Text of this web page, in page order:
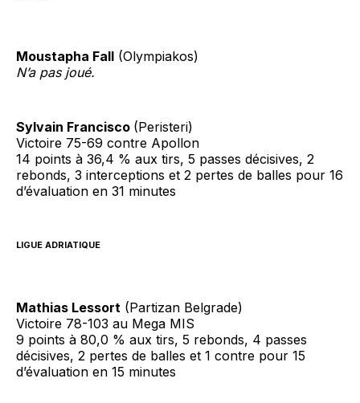
Moustapha Fall (Olympiakos)
N’a pas joué.
Sylvain Francisco (Peristeri)
Victoire 75-69 contre Apollon
14 points à 36,4 % aux tirs, 5 passes décisives, 2
rebonds, 3 interceptions et 2 pertes de balles pour 16
d’évaluation en 31 minutes
LIGUE ADRIATIQUE
Mathias Lessort (Partizan Belgrade)
Victoire 78-103 au Mega MIS
9 points à 80,0 % aux tirs, 5 rebonds, 4 passes
décisives, 2 pertes de balles et 1 contre pour 15
d’évaluation en 15 minutes